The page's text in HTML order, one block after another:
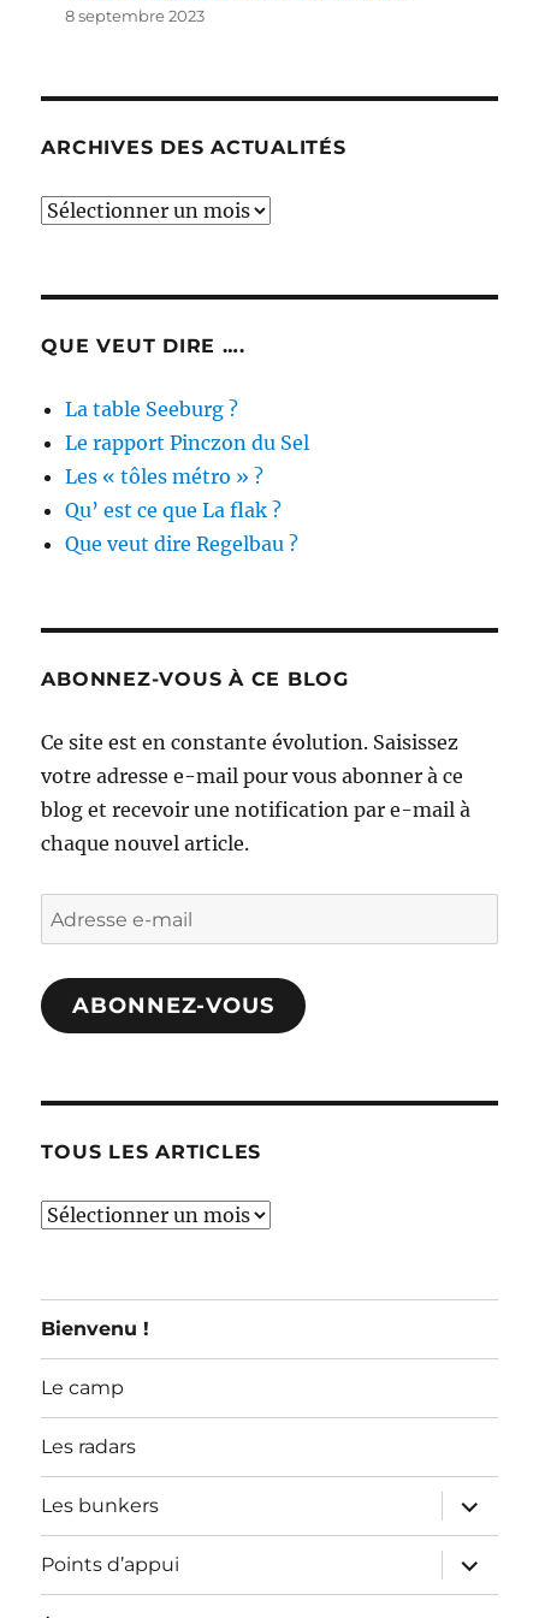
8 septembre 2023
ARCHIVES DES ACTUALITÉS
Archives
QUE VEUT DIRE ….
La table Seeburg ?
Le rapport Pinczon du Sel
Les « tôles métro » ?
Qu’ est ce que La flak ?
Que veut dire Regelbau ?
ABONNEZ-VOUS À CE BLOG
Ce site est en constante évolution. Saisissez
votre adresse e-mail pour vous abonner à ce
blog et recevoir une notification par e-mail à
chaque nouvel article.
Adresse
e-
mail
ABONNEZ-VOUS
TOUS LES ARTICLES
TOUS
Bienvenu !
Le camp
Les radars
Les bunkers
ouvrir
le
sous-
menu
Points d’appui
ouvrir
le
sous-